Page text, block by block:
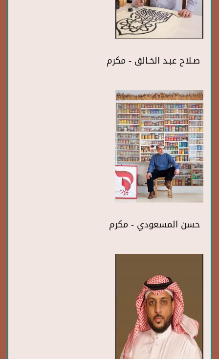
صـلاح عبـد الخـالق - مكرم
حسن المسعودي - مكرم